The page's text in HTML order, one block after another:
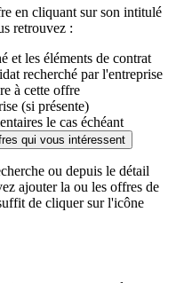
en cliquant sur son intitulé
retrouvez :
et les éléments de contrat
recherché par l'entreprise
à cette offre
(si présente)
le cas échéant
qui vous intéressent
ou depuis le détail
ajouter la ou les offres de
de cliquer sur l'icône